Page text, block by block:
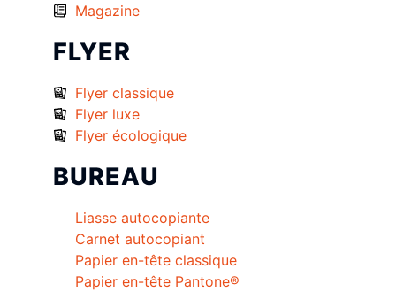
Magazine
FLYER
Flyer classique
Flyer luxe
Flyer écologique
BUREAU
Liasse autocopiante
Carnet autocopiant
Papier en-tête classique
Papier en-tête Pantone®